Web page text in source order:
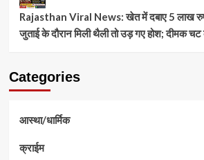
Rajasthan Viral News: खेत में दबाए 5 लाख
जुताई के दौरान मिली थैली तो उड़ गए होश; दीमक
Categories
आस्था/धार्मिक
क्राईम